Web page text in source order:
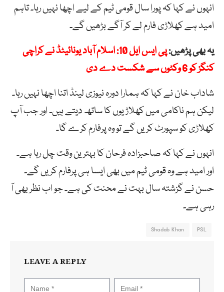
انہوں نے کہا کہ پورا سال قومی ٹیم کے لیے اچھا نہیں رہا۔ تاہم
امید ہے کھلاڑی فارم لے کر آگے بڑھیں گے۔
یہ بھی پڑھیں:
پی ایس ایل 10: اسلام آباد یونائیٹڈ نے کراچی
کنگز کو 6 وکٹوں سے شکست دے دی
شاداب خان نے کہا کہ ہمارا دورہ نیوزی لینڈ اتنا اچھا نہیں رہا۔
لیکن ہم ناکامی میں کھلاڑیوں کا ساتھ دیتے ہیں۔ اور جب آپ
کھلاڑی کو سپورٹ کریں گے تو وہ پرفارم کرے گا۔
انہوں نے کہا کہ صاحبزادہ فرحان کا بہترین وقت چل رہا ہے۔
اور امید ہے وہ قومی ٹیم میں بھی ایسا ہی پرفارم کریں گے۔
حسن نے گزشتہ سال بہت نے محنت کی ہے۔ جو اب نظر بھی آ
رہی ہے۔
PSL
Shadab Khan
LEAVE A REPLY